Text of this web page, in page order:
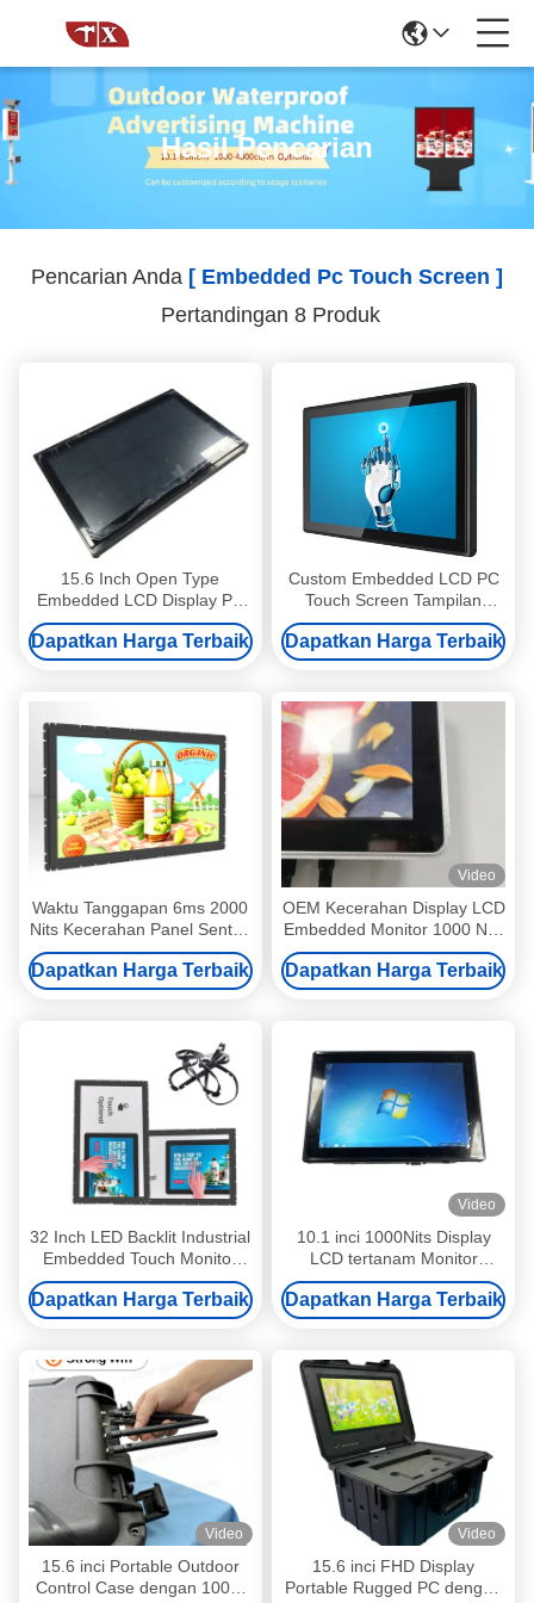
Hasil Pencarian
Pencarian Anda [ Embedded Pc Touch Screen ]
Pertandingan 8 Produk
15.6 Inch Open Type
Embedded LCD Display PC
Touch Screen Module DC
12V
Dapatkan Harga Terbaik
Custom Embedded LCD PC
Touch Screen Tampilan
10Watt Kecerahan Tinggi
Dapatkan Harga Terbaik
Waktu Tanggapan 6ms 2000
Nits Kecerahan Panel Sentuh
Industri PC Tertanam /
Dibangun
Dapatkan Harga Terbaik
Video
OEM Kecerahan Display LCD
Embedded Monitor 1000 Nits
1024x600
Dapatkan Harga Terbaik
32 Inch LED Backlit Industrial
Embedded Touch Monitor
dengan sudut pandang 178
derajat
Dapatkan Harga Terbaik
Video
10.1 inci 1000Nits Display
LCD tertanam Monitor
Penyesuaian Kecerahan
Otomatis
Dapatkan Harga Terbaik
Video
15.6 inci Portable Outdoor
Control Case dengan 1000-
Video
15.6 inci FHD Display
Portable Rugged PC dengan